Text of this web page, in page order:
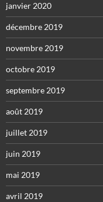
janvier 2020
décembre 2019
novembre 2019
octobre 2019
septembre 2019
août 2019
juillet 2019
juin 2019
mai 2019
avril 2019